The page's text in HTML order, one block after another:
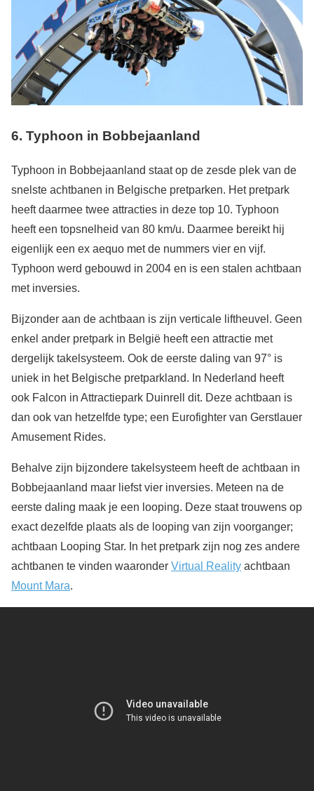
6. Typhoon in Bobbejaanland
Typhoon in Bobbejaanland staat op de zesde plek van de
snelste achtbanen in Belgische pretparken. Het pretpark
heeft daarmee twee attracties in deze top 10. Typhoon
heeft een topsnelheid van 80 km/u. Daarmee bereikt hij
eigenlijk een ex aequo met de nummers vier en vijf.
Typhoon werd gebouwd in 2004 en is een stalen achtbaan
met inversies.
Bijzonder aan de achtbaan is zijn verticale liftheuvel. Geen
enkel ander pretpark in België heeft een attractie met
dergelijk takelsysteem. Ook de eerste daling van 97° is
uniek in het Belgische pretparkland. In Nederland heeft
ook Falcon in Attractiepark Duinrell dit. Deze achtbaan is
dan ook van hetzelfde type; een Eurofighter van Gerstlauer
Amusement Rides.
Behalve zijn bijzondere takelsysteem heeft de achtbaan in
Bobbejaanland maar liefst vier inversies. Meteen na de
eerste daling maak je een looping. Deze staat trouwens op
exact dezelfde plaats als de looping van zijn voorganger;
achtbaan Looping Star. In het pretpark zijn nog zes andere
achtbanen te vinden waaronder Virtual Reality achtbaan
Mount Mara.